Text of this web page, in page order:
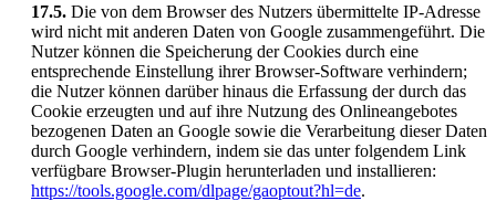
17.5. Die von dem Browser des Nutzers übermittelte IP-Adresse
wird nicht mit anderen Daten von Google zusammengeführt. Die
Nutzer können die Speicherung der Cookies durch eine
entsprechende Einstellung ihrer Browser-Software verhindern;
die Nutzer können darüber hinaus die Erfassung der durch das
Cookie erzeugten und auf ihre Nutzung des Onlineangebotes
bezogenen Daten an Google sowie die Verarbeitung dieser Daten
durch Google verhindern, indem sie das unter folgendem Link
verfügbare Browser-Plugin herunterladen und installieren:
https://tools.google.com/dlpage/gaoptout?hl=de.